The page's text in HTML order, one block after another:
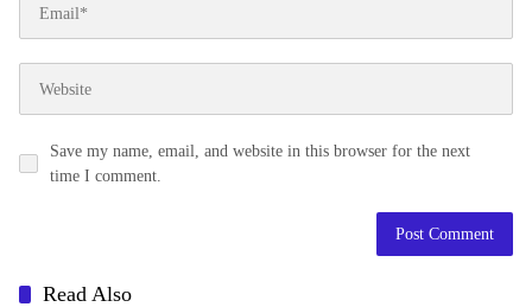
Save my name, email, and website in this browser for the next
time I comment.
Read Also